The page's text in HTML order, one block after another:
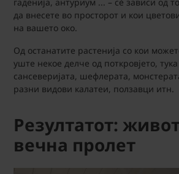
да внесете во просторот и кои
на вашето око.
Од останатите растенија со кои
уште некое делче од поткровјето, тука
сансеверијата, шефлерата,
разни видови калатеи, ползавци итн.
Резултатот:
вечна пролет